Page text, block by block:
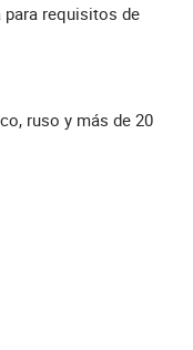
para requisitos de
ruso y más de 20